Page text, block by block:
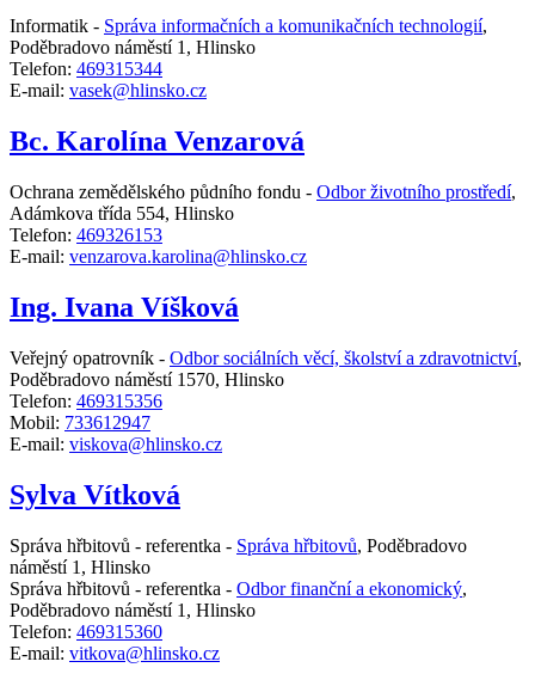
Informatik - Správa informačních a komunikačních technologií,
Poděbradovo náměstí 1, Hlinsko
Telefon: 469315344
E-mail: vasek@hlinsko.cz
Bc. Karolína Venzarová
Ochrana zemědělského půdního fondu - Odbor životního prostředí,
Adámkova třída 554, Hlinsko
Telefon: 469326153
E-mail: venzarova.karolina@hlinsko.cz
Ing. Ivana Víšková
Veřejný opatrovník - Odbor sociálních věcí, školství a zdravotnictví,
Poděbradovo náměstí 1570, Hlinsko
Telefon: 469315356
Mobil: 733612947
E-mail: viskova@hlinsko.cz
Sylva Vítková
Správa hřbitovů - referentka - Správa hřbitovů, Poděbradovo
náměstí 1, Hlinsko
Správa hřbitovů - referentka - Odbor finanční a ekonomický,
Poděbradovo náměstí 1, Hlinsko
Telefon: 469315360
E-mail: vitkova@hlinsko.cz